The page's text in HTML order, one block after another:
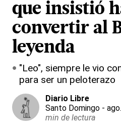
que insistió
convertir al
leyenda
"Leo", siempre le vio
para ser un peloterazo
Diario Libre
Santo Domingo -
min de lectura